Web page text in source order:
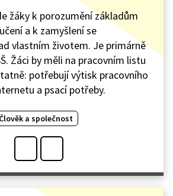
žáky k porozumění základům
a k zamyšlení se
vlastním životem. Je primárně
Žáci by měli na pracovním listu
potřebují výtisk pracovního
a psací potřeby.
Člověk a společnost